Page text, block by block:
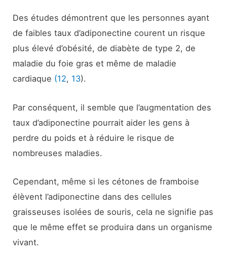
Des études démontrent que les personnes ayant
de faibles taux d’adiponectine courent un risque
plus élevé d’obésité, de diabète de type 2, de
maladie du foie gras et même de maladie
cardiaque (12, 13).
Par conséquent, il semble que l’augmentation des
taux d’adiponectine pourrait aider les gens à
perdre du poids et à réduire le risque de
nombreuses maladies.
Cependant, même si les cétones de framboise
élèvent l’adiponectine dans des cellules
graisseuses isolées de souris, cela ne signifie pas
que le même effet se produira dans un organisme
vivant.